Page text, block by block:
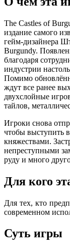
The Castles of
издание самого
гейм-дизайнера
Burgundy.
благодаря
индустрии
Помимо
ждут все ранее
двухслойные
тайлов,
Игроки снова
чтобы выступить
княжествами.
непреступными
руду и много
Для кого
Для тех, кто
современном
Суть игры